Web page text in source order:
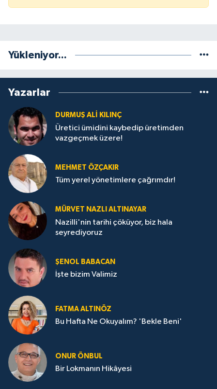
Yükleniyor...
Yazarlar
DURMUŞ ALI KILINÇ
Üretici ümidini kaybedip üretimden
vazgeçmek üzere!
MEHMET ÖZÇAKIR
Tüm yerel yönetimlere çağrımdır!
MÜRVET NAZLI ALTINAYAR
Nazilli'nin tarihi çöküyor, biz hala
seyrediyoruz
ŞENOL BABACAN
İşte bizim Valimiz
FATMA ALTINÖZ
Bu Hafta Ne Okuyalım? 'Bekle Beni'
ONUR ÖNBUL
Bir Lokmanın Hikâyesi